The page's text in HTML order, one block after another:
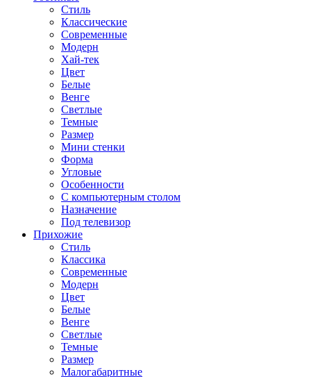
Стиль
Классические
Современные
Модерн
Хай-тек
Цвет
Белые
Венге
Светлые
Темные
Размер
Мини стенки
Форма
Угловые
Особенности
С компьютерным столом
Назначение
Под телевизор
Прихожие
Стиль
Классика
Современные
Модерн
Цвет
Белые
Венге
Светлые
Темные
Размер
Малогабаритные